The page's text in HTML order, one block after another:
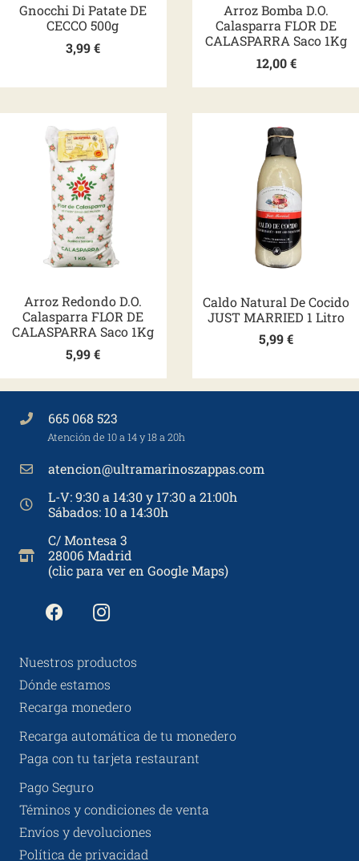
Gnocchi Di Patate DE
CECCO 500g
3,99€
Arroz Bomba D.O.
Calasparra FLOR DE
CALASPARRA Saco 1Kg
12,00€
Arroz Redondo D.O.
Calasparra FLOR DE
CALASPARRA Saco 1Kg
5,99€
Caldo Natural De Cocido
JUST MARRIED 1 Litro
5,99€
665 068 523
Atención de 10 a 14 y 18 a 20h
atencion@ultramarinoszappas.com
L-V: 9:30 a 14:30 y 17:30 a 21:00h
Sábados: 10 a 14:30h
C/ Montesa 3
28006 Madrid
(clic para ver en Google Maps)
Nuestros productos
Dónde estamos
Recarga monedero
Recarga automática de tu monedero
Paga con tu tarjeta restaurant
Pago Seguro
Téminos y condiciones de venta
Envíos y devoluciones
Política de privacidad